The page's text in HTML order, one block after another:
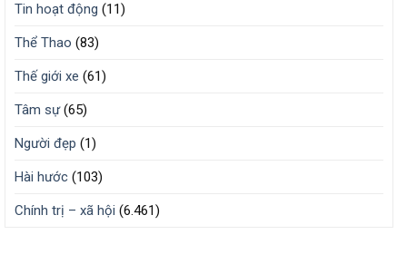
Tin hoạt động (11)
Thể Thao (83)
Thế giới xe (61)
Tâm sự(65)
Người đẹp (1)
Hài hước (103)
Chính trị – xã hội (6.461)